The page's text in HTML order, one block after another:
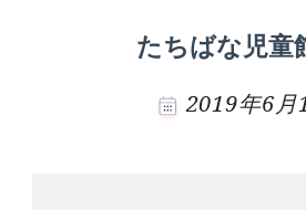
たちばな児童
2019年6月